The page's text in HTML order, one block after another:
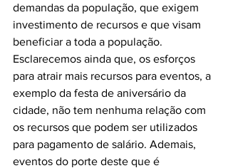
demandas da população, que exigem
investimento de recursos e que visam
beneficiar a toda a população.
Esclarecemos ainda que, os esforços
para atrair mais recursos para eventos, a
exemplo da festa de aniversário da
cidade, não tem nenhuma relação com
os recursos que podem ser utilizados
para pagamento de salário. Ademais,
eventos do porte deste que é